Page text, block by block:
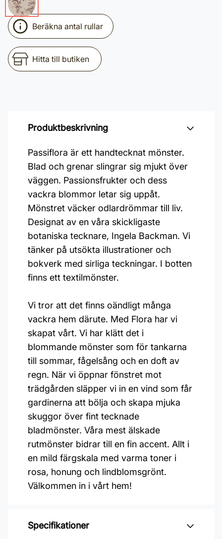
Beräkna antal rullar
Hitta till butiken
Produktbeskrivning
Passiflora är ett handtecknat mönster.
Blad och grenar slingrar sig mjukt över
väggen. Passionsfrukter och dess
vackra blommor letar sig uppåt.
Mönstret väcker odlardrömmar till liv.
Designat av en våra skickligaste
botaniska tecknare, Ingela Backman. Vi
tänker på utsökta illustrationer och
bokverk med sirliga teckningar. I botten
finns ett textilmönster.
Vi tror att det finns oändligt många
vackra hem därute. Med Flora har vi
skapat vårt. Vi har klätt det i
blommande mönster som för tankarna
till sommar, fågelsång och en doft av
regn. När vi öppnar fönstret mot
trädgården släpper vi in en vind som får
gardinerna att bölja och skapa mjuka
skuggor över fint tecknade
bladmönster. Våra mest älskade
rutmönster bidrar till en fin accent. Allt i
en mild färgskala med varma toner i
rosa, honung och lindblomsgrönt.
Välkommen in i vårt hem!
Specifikationer